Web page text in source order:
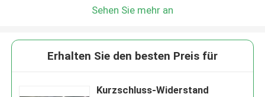
Sehen Sie mehr an
Erhalten Sie den besten Preis für
Kurzschluss-Widerstand